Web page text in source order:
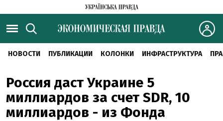
НОВОСТИ ПУБЛИКАЦИИ КОЛОНКИ ИНФРАСТРУКТУРА
Россия даст Украине 5
миллиардов за счет SDR, 10
миллиардов - из Фонда